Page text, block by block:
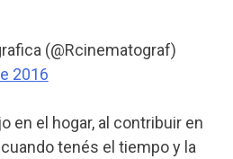
(@Rcinematograf)
2016
en el hogar, al contribuir en
tenés el tiempo y la